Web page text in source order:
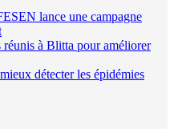
lance une campagne
à Blitta pour améliorer
détecter les épidémies